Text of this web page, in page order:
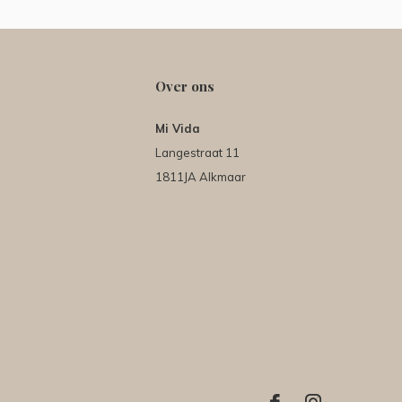
Over ons
Mi Vida
Langestraat 11
1811JA Alkmaar